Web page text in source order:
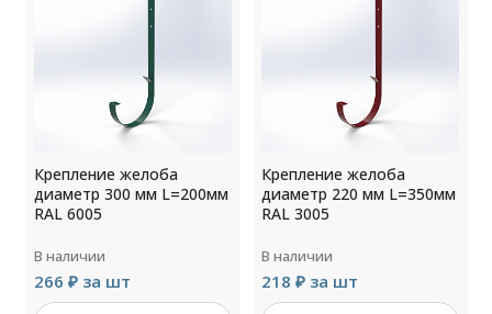
Крепление желоба
диаметр 300 мм L=200мм
RAL 6005
В наличии
266 ₽ за шт
Крепление желоба
диаметр 220 мм L=350мм
RAL 3005
В наличии
218 ₽ за шт